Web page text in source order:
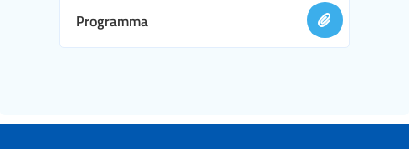
Programma